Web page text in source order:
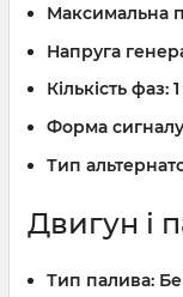
Максимальна
Напруга
Кількість фаз:
Форма
Тип
Двигун і
Тип палива: